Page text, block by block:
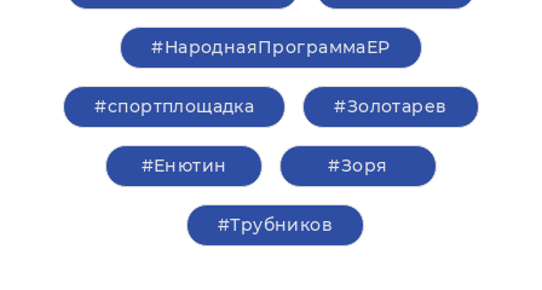
#НароднаяПрограммаЕР
#спортплощадка #Золотарев
#Енютин #Зоря
#Трубников